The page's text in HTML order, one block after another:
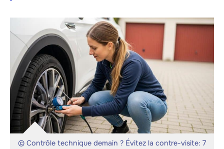
© Contrôle technique demain ? Évitez la contre-visite: 7